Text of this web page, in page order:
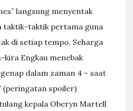
langsung menyentak
taktik-taktik pertama guna
di setiap tempo. Seharga
kira Engkau menebak
dalam zaman 4 – saat
(peringatan spoiler)
kepala Oberyn Martell